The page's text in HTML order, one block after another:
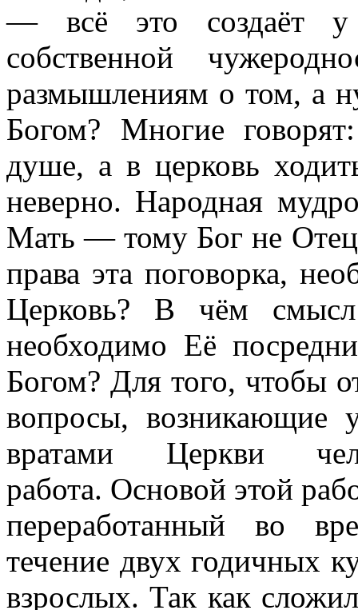
— всё это создаёт у
собственной
размышлениям о том, а
Богом? Многие
душе, а в церковь
неверно. Народная
Мать — тому Бог не
права эта поговорка,
Церковь? В чём
необходимо Её
Богом? Для того, чтобы
вопросы, возникающие
вратами Церкви
работа. Основой этой
переработанный во
течение двух годичных
взрослых. Так как